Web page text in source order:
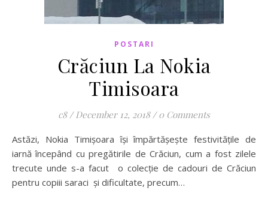
POSTARI
Crăciun La Nokia
Timisoara
c8 / December 12, 2018 / 0 Comments
Astăzi, Nokia Timișoara își împărtășește festivitățile de
iarnă începând cu pregătirile de Crăciun, cum a fost zilele
trecute unde s-a facut o colecție de cadouri de Crăciun
pentru copiii saraci și dificultate, precum…